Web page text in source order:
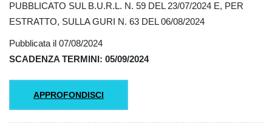
PUBBLICATO SUL B.U.R.L. N. 59 DEL 23/07/2024 E, PER
ESTRATTO, SULLA GURI N. 63 DEL 06/08/2024
Pubblicata il 07/08/2024
SCADENZA TERMINI: 05/09/2024
APPROFONDISCI